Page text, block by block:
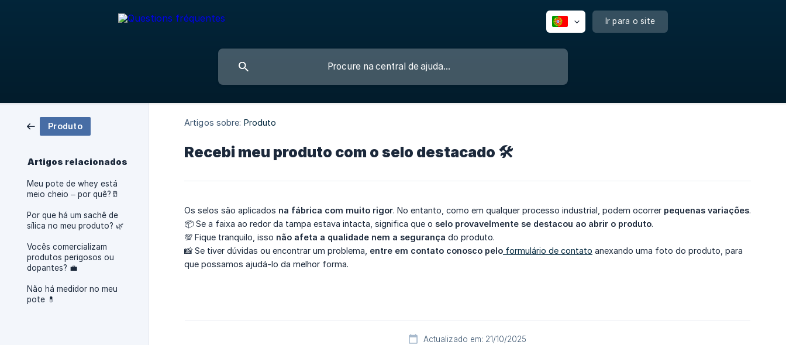
Ir para o site
Produto
Artigos relacionados
Meu pote de whey está
meio cheio – por quê?🥛
Por que há um sachê de
sílica no meu produto? 🌿
Vocês comercializam
produtos perigosos ou
dopantes? 💼
Não há medidor no meu
pote 💊
Artigos sobre: Produto
Recebi meu produto com o selo destacado 🛠️
Os selos são aplicados na fábrica com muito rigor. No entanto, como em qualquer processo industrial, podem ocorrer pequenas variações.
📦 Se a faixa ao redor da tampa estava intacta, significa que o selo provavelmente se destacou ao abrir o produto.
💯 Fique tranquilo, isso não afeta a qualidade nem a segurança do produto.
📸 Se tiver dúvidas ou encontrar um problema, entre em contato conosco pelo formulário de contato anexando uma foto do produto, para
que possamos ajudá-lo da melhor forma.
Actualizado em: 21/10/2025